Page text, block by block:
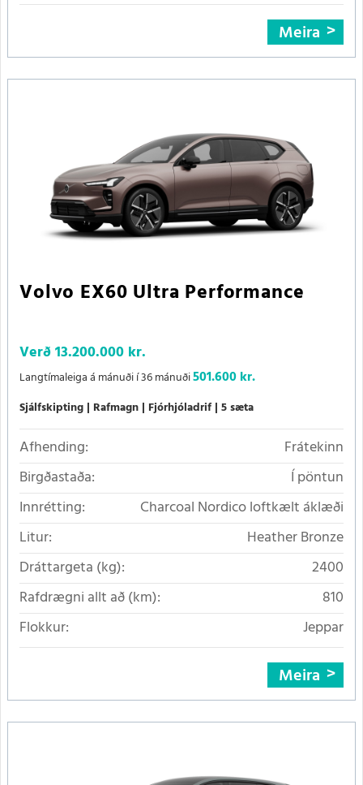
Meira
Volvo EX60 Ultra Performance
Verð13.200.000 kr.
Langtímaleiga á mánuði í 36 mánuði501.600 kr.
Sjálfskipting Rafmagn Fjórhjóladrif 5 sæta
Afhending:
Frátekinn
Birgðastaða:
Í pöntun
Innrétting:
Charcoal Nordico loftkælt áklæði
Litur:
Heather Bronze
Dráttargeta (kg):
2400
Rafdrægni allt að (km):
810
Flokkur:
Jeppar
Meira